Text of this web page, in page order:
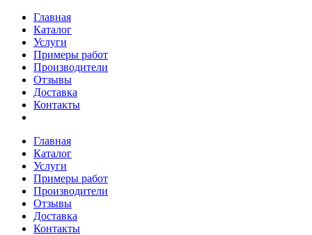
Главная
Каталог
Услуги
Примеры работ
Производители
Отзывы
Доставка
Контакты
Главная
Каталог
Услуги
Примеры работ
Производители
Отзывы
Доставка
Контакты